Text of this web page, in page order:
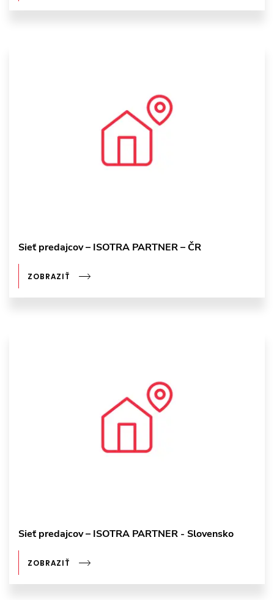
Sieť predajcov – ISOTRA PARTNER – ČR
ZOBRAZIŤ
Sieť predajcov – ISOTRA PARTNER - Slovensko
ZOBRAZIŤ